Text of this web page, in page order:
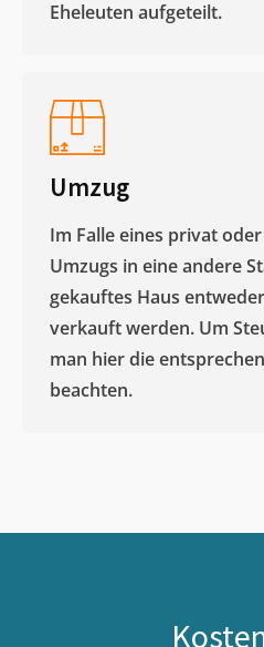
Eheleuten aufgeteilt.​
Umzug
Im Falle eines privat
Umzugs in eine andere
gekauftes Haus
verkauft werden. Um
man hier die
beachten.